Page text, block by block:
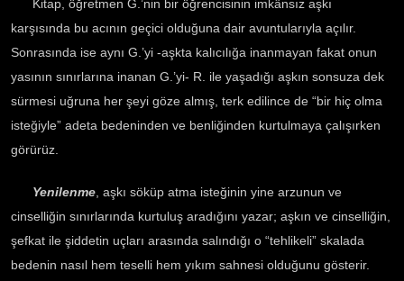
Kitap, öğretmen G.’nin bir öğrencisinin imkânsız aşkı
karşısında bu acının geçici olduğuna dair avuntularıyla açılır.
Sonrasında ise aynı G.’yi -aşkta kalıcılığa inanmayan fakat onun
yasının sınırlarına inanan G.’yi- R. ile yaşadığı aşkın sonsuza dek
sürmesi uğruna her şeyi göze almış, terk edilince de “bir hiç olma
isteğiyle” adeta bedeninden ve benliğinden kurtulmaya çalışırken
görürüz.
Yenilenme , aşkı söküp atma isteğinin yine arzunun ve
cinselliğin sınırlarında kurtuluş aradığını yazar; aşkın ve cinselliğin,
şefkat ile şiddetin uçları arasında salındığı o “tehlikeli” skalada
bedenin nasıl hem teselli hem yıkım sahnesi olduğunu gösterir.